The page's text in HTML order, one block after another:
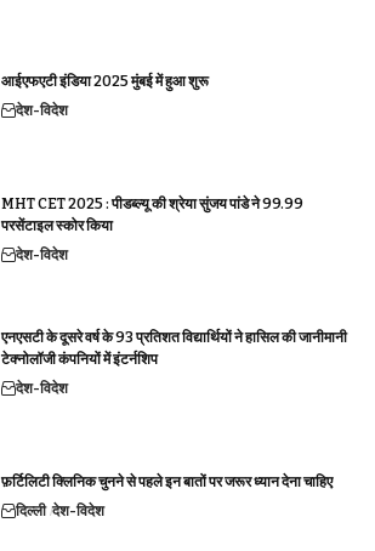
आईएफएटी इंडिया 2025 मुंबई में हुआ शुरू
देश-विदेश
MHT CET 2025 : पीडब्ल्यू की श्रेया सुंजय पांडे ने 99.99
परसेंटाइल स्कोर किया
देश-विदेश
एनएसटी के दूसरे वर्ष के 93 प्रतिशत विद्यार्थियों ने हासिल की जानीमानी
टेक्नोलॉजी कंपनियों में इंटर्नशिप
देश-विदेश
फ़र्टिलिटी क्लिनिक चुनने से पहले इन बातों पर जरूर ध्यान देना चाहिए
दिल्ली देश-विदेश